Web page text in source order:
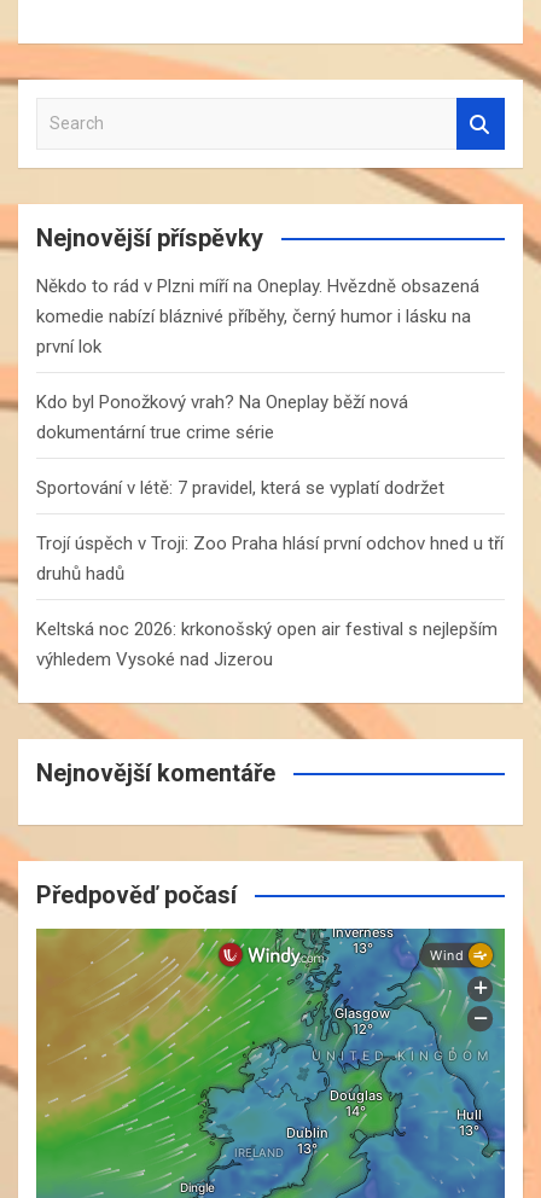
a
r
c
Nejnovější příspěvky
Někdo to rád v Plzni míří na Oneplay. Hvězdně obsazená
komedie nabízí bláznivé příběhy, černý humor i lásku na
první lok
Kdo byl Ponožkový vrah? Na Oneplay běží nová
dokumentární true crime série
Sportování v létě: 7 pravidel, která se vyplatí dodržet
Trojí úspěch v Troji: Zoo Praha hlásí první odchov hned u tří
druhů hadů
Keltská noc 2026: krkonošský open air festival s nejlepším
výhledem Vysoké nad Jizerou
Nejnovější komentáře
Předpověď počasí